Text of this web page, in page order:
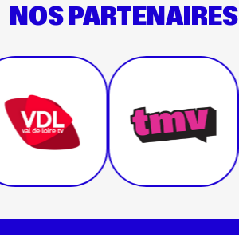
NOS PARTENAIRES